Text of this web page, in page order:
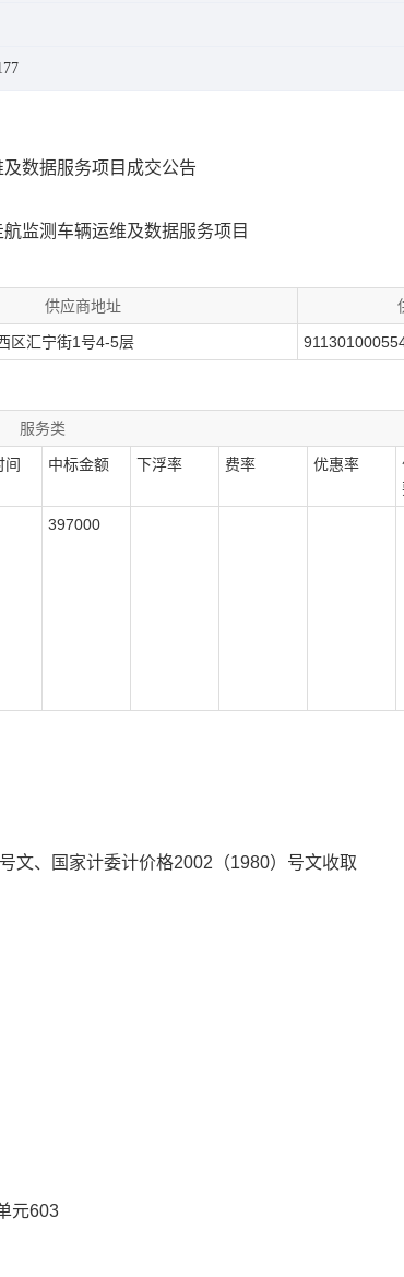
数据服务项目成交公告
监测车辆运维及数据服务项目
供应商地址
区汇宁街1号4-5层
服务类
间 中标金额 下浮率 费率 优惠率
397000
文、国家计委计价格2002（1980）号文收取
元603